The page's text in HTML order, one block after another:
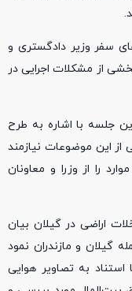
سفر وزیر دادگستری و
از مشکلات اجرایی در
جلسه با اشاره به طرح
از این موضوعات نیازمند
را از وزرا و معاونان
اراضی در گیلان بیان
گیلان و مازندران نمود
به تصاویر هوایی